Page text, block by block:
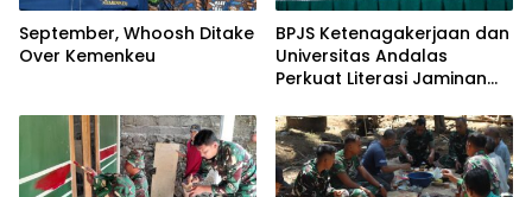
September, Whoosh Ditake
Over Kemenkeu
BPJS Ketenagakerjaan dan
Universitas Andalas
Perkuat Literasi Jaminan
dan Pengabdian
Masyarakat